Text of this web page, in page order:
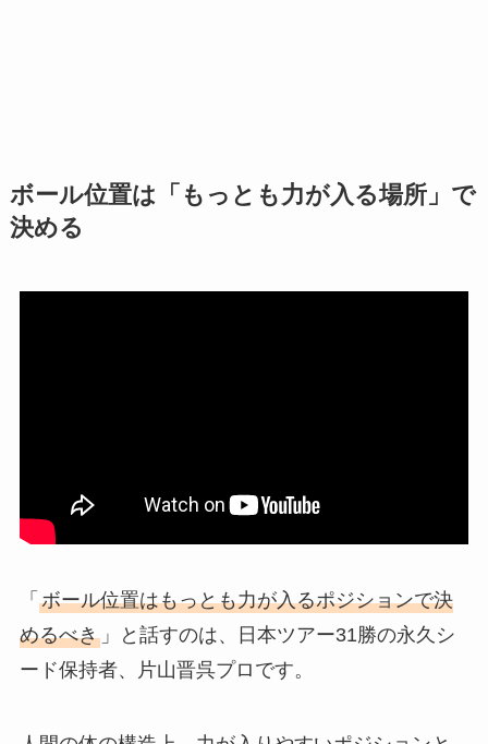
ボール位置は「もっとも力が入る場所」で
決める
「 ボール位置はもっとも力が入るポジションで決
めるべき」と話すのは、日本ツアー31勝の永久シ
ード保持者、片山晋呉プロです。